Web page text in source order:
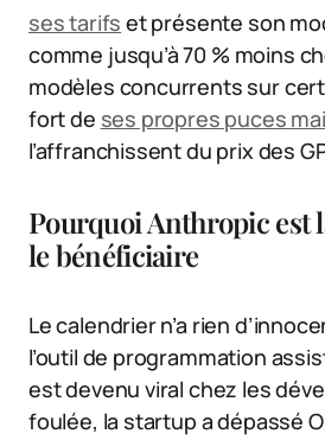
ses tarifs et présente son
comme jusqu’à 70 % moins
modèles concurrents sur
fort de ses propres puces
l’affranchissent du prix des
Pourquoi Anthropic est
le bénéficiaire
Le calendrier n’a rien
l’outil de programmation
est devenu viral chez les
foulée, la startup a dépassé